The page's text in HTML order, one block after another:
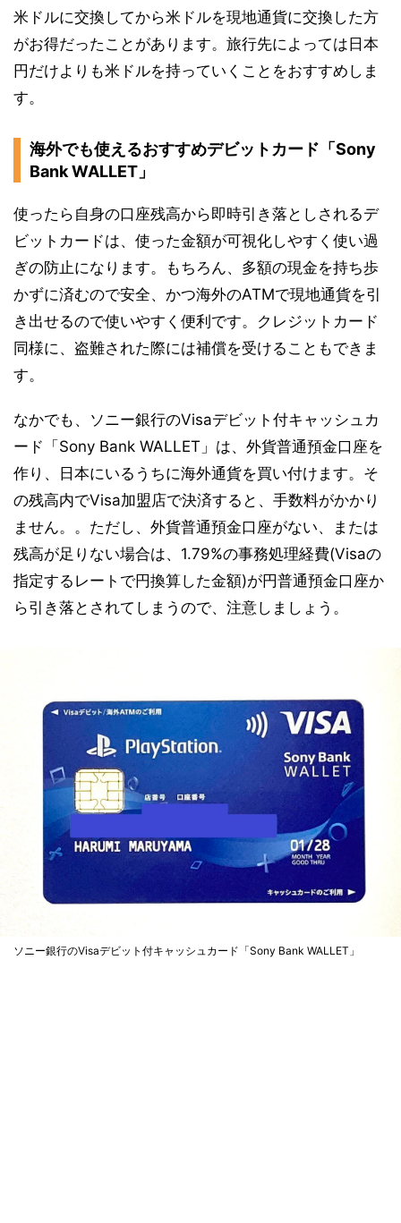
米ドルに交換してから米ドルを現地通貨に交換した方
がお得だったことがあります。旅行先によっては日本
円だけよりも米ドルを持っていくことをおすすめしま
す。
海外でも使えるおすすめデビットカード「Sony
Bank WALLET」
使ったら自身の口座残高から即時引き落としされるデ
ビットカードは、使った金額が可視化しやすく使い過
ぎの防止になります。もちろん、多額の現金を持ち歩
かずに済むので安全、かつ海外のATMで現地通貨を引
き出せるので使いやすく便利です。クレジットカード
同様に、盗難された際には補償を受けることもできま
す。
なかでも、ソニー銀行のVisaデビット付キャッシュカ
ード「Sony Bank WALLET」は、外貨普通預金口座を
作り、日本にいるうちに海外通貨を買い付けます。そ
の残高内でVisa加盟店で決済すると、手数料がかかり
ません。。ただし、外貨普通預金口座がない、または
残高が足りない場合は、1.79%の事務処理経費(Visaの
指定するレートで円換算した金額)が円普通預金口座か
ら引き落とされてしまうので、注意しましょう。
ソニー銀行のVisaデビット付キャッシュカード「Sony Bank WALLET」